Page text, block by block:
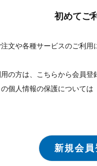
初めてご
文や各種サービスのご利
の方は、こちらから会員登
個人情報の保護については
新規会